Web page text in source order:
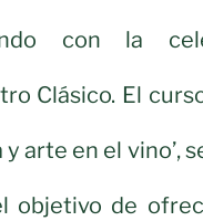
con la
Clásico. El
arte en el vino’,
objetivo de